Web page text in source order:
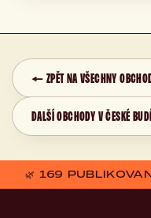
← ZPĚT NA VŠECHNY
DALŠÍ OBCHODY V ČESKÉ
🌿 169